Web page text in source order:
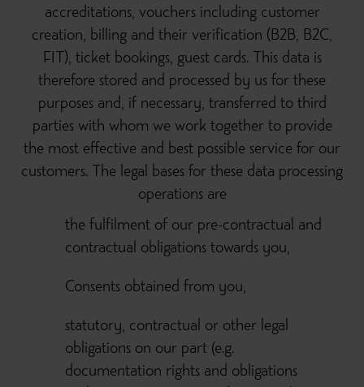
accreditations, vouchers including customer
creation, billing and their verification (B2B, B2C,
FIT), ticket bookings, guest cards. This data is
therefore stored and processed by us for these
purposes and, if necessary, transferred to third
parties with whom we work together to provide
the most effective and best possible service for our
customers. The legal bases for these data processing
operations are
the fulfilment of our pre-contractual and
contractual obligations towards you,
Consents obtained from you,
statutory, contractual or other legal
obligations on our part (e.g.
documentation rights and obligations